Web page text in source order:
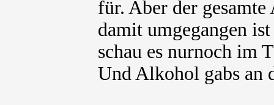
für. Aber der
damit umgegangen
schau es nurnoch im
Und Alkohol gabs an